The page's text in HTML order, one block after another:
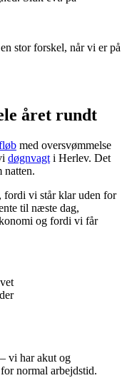
stor forskel, når vi er på
året rundt
med oversvømmelse
døgnvagt i Herlev. Det
natten.
fordi vi står klar uden for
til næste dag,
og fordi vi får
– vi har akut og
normal arbejdstid.